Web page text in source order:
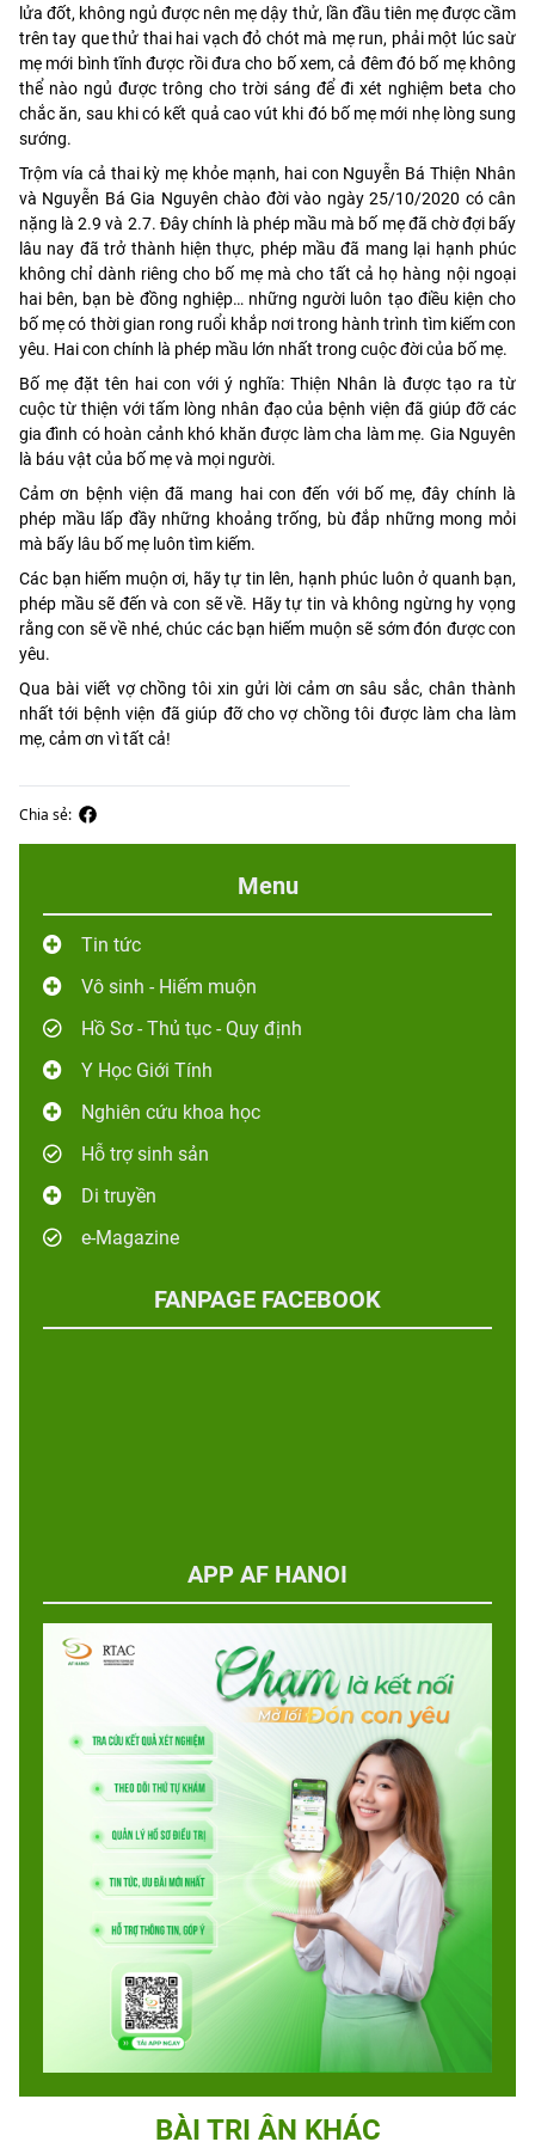
lửa đốt, không ngủ được nên mẹ dậy thử, lần đầu tiên mẹ được cầm
trên tay que thử thai hai vạch đỏ chót mà mẹ run, phải một lúc saừ
mẹ mới bình tĩnh được rồi đưa cho bố xem, cả đêm đó bố mẹ không
thể nào ngủ được trông cho trời sáng để đi xét nghiệm beta cho
chắc ăn, sau khi có kết quả cao vút khi đó bố mẹ mới nhẹ lòng sung
sướng.
Trộm vía cả thai kỳ mẹ khỏe mạnh, hai con Nguyễn Bá Thiện Nhân
và Nguyễn Bá Gia Nguyên chào đời vào ngày 25/10/2020 có cân
nặng là 2.9 và 2.7. Đây chính là phép mầu mà bố mẹ đã chờ đợi bấy
lâu nay đã trở thành hiện thực, phép mầu đã mang lại hạnh phúc
không chỉ dành riêng cho bố mẹ mà cho tất cả họ hàng nội ngoại
hai bên, bạn bè đồng nghiệp… những người luôn tạo điều kiện cho
bố mẹ có thời gian rong ruổi khắp nơi trong hành trình tìm kiếm con
yêu. Hai con chính là phép mầu lớn nhất trong cuộc đời của bố mẹ.
Bố mẹ đặt tên hai con với ý nghĩa: Thiện Nhân là được tạo ra từ
cuộc từ thiện với tấm lòng nhân đạo của bệnh viện đã giúp đỡ các
gia đình có hoàn cảnh khó khăn được làm cha làm mẹ. Gia Nguyên
là báu vật của bố mẹ và mọi người.
Cảm ơn bệnh viện đã mang hai con đến với bố mẹ, đây chính là
phép mầu lấp đầy những khoảng trống, bù đắp những mong mỏi
mà bấy lâu bố mẹ luôn tìm kiếm.
Các bạn hiếm muộn ơi, hãy tự tin lên, hạnh phúc luôn ở quanh bạn,
phép mầu sẽ đến và con sẽ về. Hãy tự tin và không ngừng hy vọng
rằng con sẽ về nhé, chúc các bạn hiếm muộn sẽ sớm đón được con
yêu.
Qua bài viết vợ chồng tôi xin gửi lời cảm ơn sâu sắc, chân thành
nhất tới bệnh viện đã giúp đỡ cho vợ chồng tôi được làm cha làm
mẹ, cảm ơn vì tất cả!
Chia sẻ:
Menu
Tin tức
Vô sinh - Hiếm muộn
Hồ Sơ - Thủ tục - Quy định
Y Học Giới Tính
Nghiên cứu khoa học
Hỗ trợ sinh sản
Di truyền
e-Magazine
FANPAGE FACEBOOK
APP AF HANOI
BÀI TRI ÂN KHÁC